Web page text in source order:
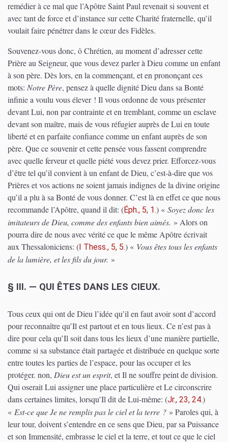
remédier à ce mal que l’Apôtre Saint Paul revenait si souvent et
avec tant de force et d’instance sur cette Charité fraternelle, qu’il
voulait faire pénétrer dans le cœur des Fidèles.
Souvenez-vous donc, ô Chrétien, au moment d’adresser cette
Prière au Seigneur, que vous devez parler à Dieu comme un enfant
à son père. Dès lors, en la commençant, et en prononçant ces
mots: Notre Père, pensez à quelle dignité Dieu dans sa Bonté
infinie a voulu vous élever ! Il vous ordonne de vous présenter
devant Lui, non par contrainte et en tremblant, comme un esclave
devant son maître, mais de vous réfugier auprès de Lui en toute
liberté et en parfaite confiance comme un enfant auprès de son
père. Que ce souvenir et cette pensée vous fassent comprendre
avec quelle ferveur et quelle piété vous devez prier. Efforcez-vous
d’être tel qu’il convient à un enfant de Dieu, c’est-à-dire que vos
Prières et vos actions ne soient jamais indignes de la divine origine
qu’il a plu à sa Bonté de vous donner. C’est là en effet ce que nous
recommande l’Apôtre, quand il dit: (Éph., 5, 1.) « Soyez donc les
imitateurs de Dieu, comme des enfants bien aimés. » Alors on
pourra dire de nous avec vérité ce que le même Apôtre écrivait
aux Thessaloniciens: ( I Thess., 5, 5.) « Vous êtes tous les enfants
de la lumière, et les fils du jour. »
§ III. — QUI ÊTES DANS LES CIEUX.
Tous ceux qui ont de Dieu l’idée qu’il en faut avoir sont d’accord
pour reconnaître qu’Il est partout et en tous lieux. Ce n’est pas à
dire pour cela qu’Il soit dans tous les lieux d’une manière partielle,
comme si sa substance était partagée et distribuée en quelque sorte
entre toutes les parties de l’espace, pour las occuper et les
protéger. non, Dieu est un esprit, et Il ne souffre peint de division.
Qui oserait Lui assigner une place particulière et Le circonscrire
dans certaines limites, lorsqu’Il dit de Lui-même: (Jr., 23, 24.)
« Est-ce que Je ne remplis pas le ciel et la terre ? » Paroles qui, à
leur tour, doivent s’entendre en ce sens que Dieu, par sa Puissance
et son Immensité, embrasse le ciel et la terre, et tout ce que le ciel